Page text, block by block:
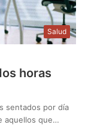
Salud
horas
sentados por día
aquellos que…